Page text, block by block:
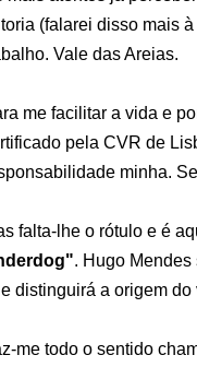
(falarei disso mais
Vale das Areias.
me facilitar a vida e
pela CVR de
minha.
falta-lhe o rótulo e é
. Hugo
distinguirá a origem do
me todo o sentido